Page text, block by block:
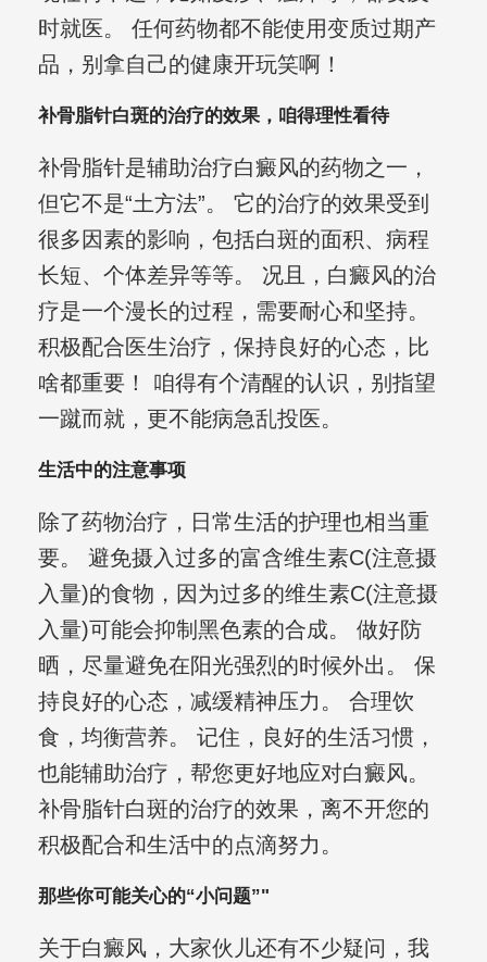
时就医。 任何药物都不能使用变质过期产
品，别拿自己的健康开玩笑啊！
补骨脂针白斑的治疗的效果，咱得理性看待
补骨脂针是辅助治疗白癜风的药物之一，
但它不是“土方法”。 它的治疗的效果受到
很多因素的影响，包括白斑的面积、病程
长短、个体差异等等。 况且，白癜风的治
疗是一个漫长的过程，需要耐心和坚持。
积极配合医生治疗，保持良好的心态，比
啥都重要！ 咱得有个清醒的认识，别指望
一蹴而就，更不能病急乱投医。
生活中的注意事项
除了药物治疗，日常生活的护理也相当重
要。 避免摄入过多的富含维生素C(注意摄
入量)的食物，因为过多的维生素C(注意摄
入量)可能会抑制黑色素的合成。 做好防
晒，尽量避免在阳光强烈的时候外出。 保
持良好的心态，减缓精神压力。 合理饮
食，均衡营养。 记住，良好的生活习惯，
也能辅助治疗，帮您更好地应对白癜风。
补骨脂针白斑的治疗的效果，离不开您的
积极配合和生活中的点滴努力。
那些你可能关心的“小问题”"
关于白癜风，大家伙儿还有不少疑问，我